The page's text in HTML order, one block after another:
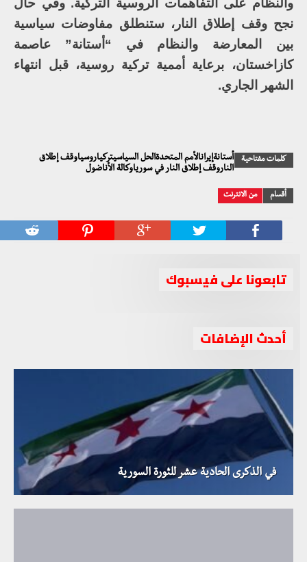
نجح وقف إطلاق النار، ستنطلق مفاوضات سياسية
بين المعارضة والنظام في “أستانة” عاصمة
كازاخستان، برعاية أممية تركية روسية، قبل انتهاء
الشهر الجاري.
كلمات مفتاحية
أستانةإيرانالأمم المتحدةالحل السياسيتركياروسياوقف إطلاق
الناروقف إطلاق النار في سورياوكالة الأناضول
أقسام من الانترنت
تابعونا على فيسبوك
أحدث الإضافات
في الذكرى الحادية عشر للثورة السورية